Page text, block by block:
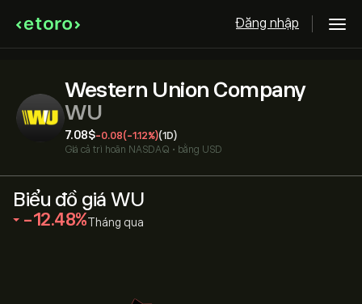
Đăng nhập
Western Union Company
WU
7.08‎$‎-0.08(-1.12%)(1D)
Giá cả trì hoãn NASDAQ • bằng USD
Biểu đồ giá WU
‎-12.48‎ Tháng qua